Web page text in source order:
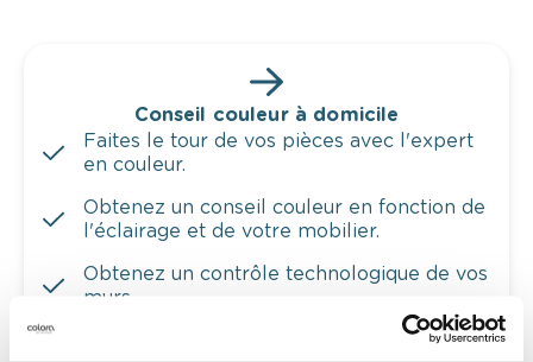
Conseil couleur à domicile
Faites le tour de vos pièces avec l'expert
en couleur.
Obtenez un conseil couleur en fonction de
l'éclairage et de votre mobilier.
Obtenez un contrôle technologique de vos
murs.